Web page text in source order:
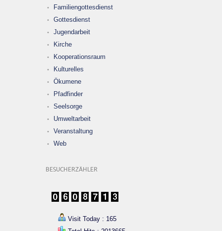
Familiengottesdienst
Gottesdienst
Jugendarbeit
Kirche
Kooperationsraum
Kulturelles
Ökumene
Pfadfinder
Seelsorge
Umweltarbeit
Veranstaltung
Web
BESUCHERZÄHLER
Visit Today : 165